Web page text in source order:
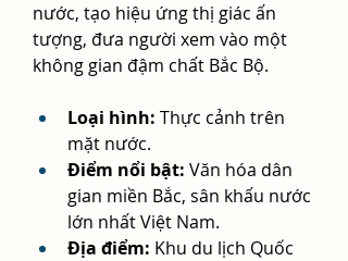
nước, tạo hiệu ứng thị giác ấn
tượng, đưa người xem vào một
không gian đậm chất Bắc Bộ.
Loại hình: Thực cảnh trên
mặt nước.
Điểm nổi bật: Văn hóa dân
gian miền Bắc, sân khấu nước
lớn nhất Việt Nam.
Địa điểm: Khu du lịch Quốc